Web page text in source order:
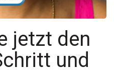
jetzt den
und